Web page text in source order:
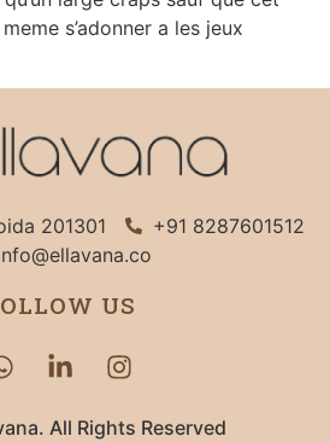
s’adonner a les jeux
201301
+91 8287601512
US
All Rights Reserved